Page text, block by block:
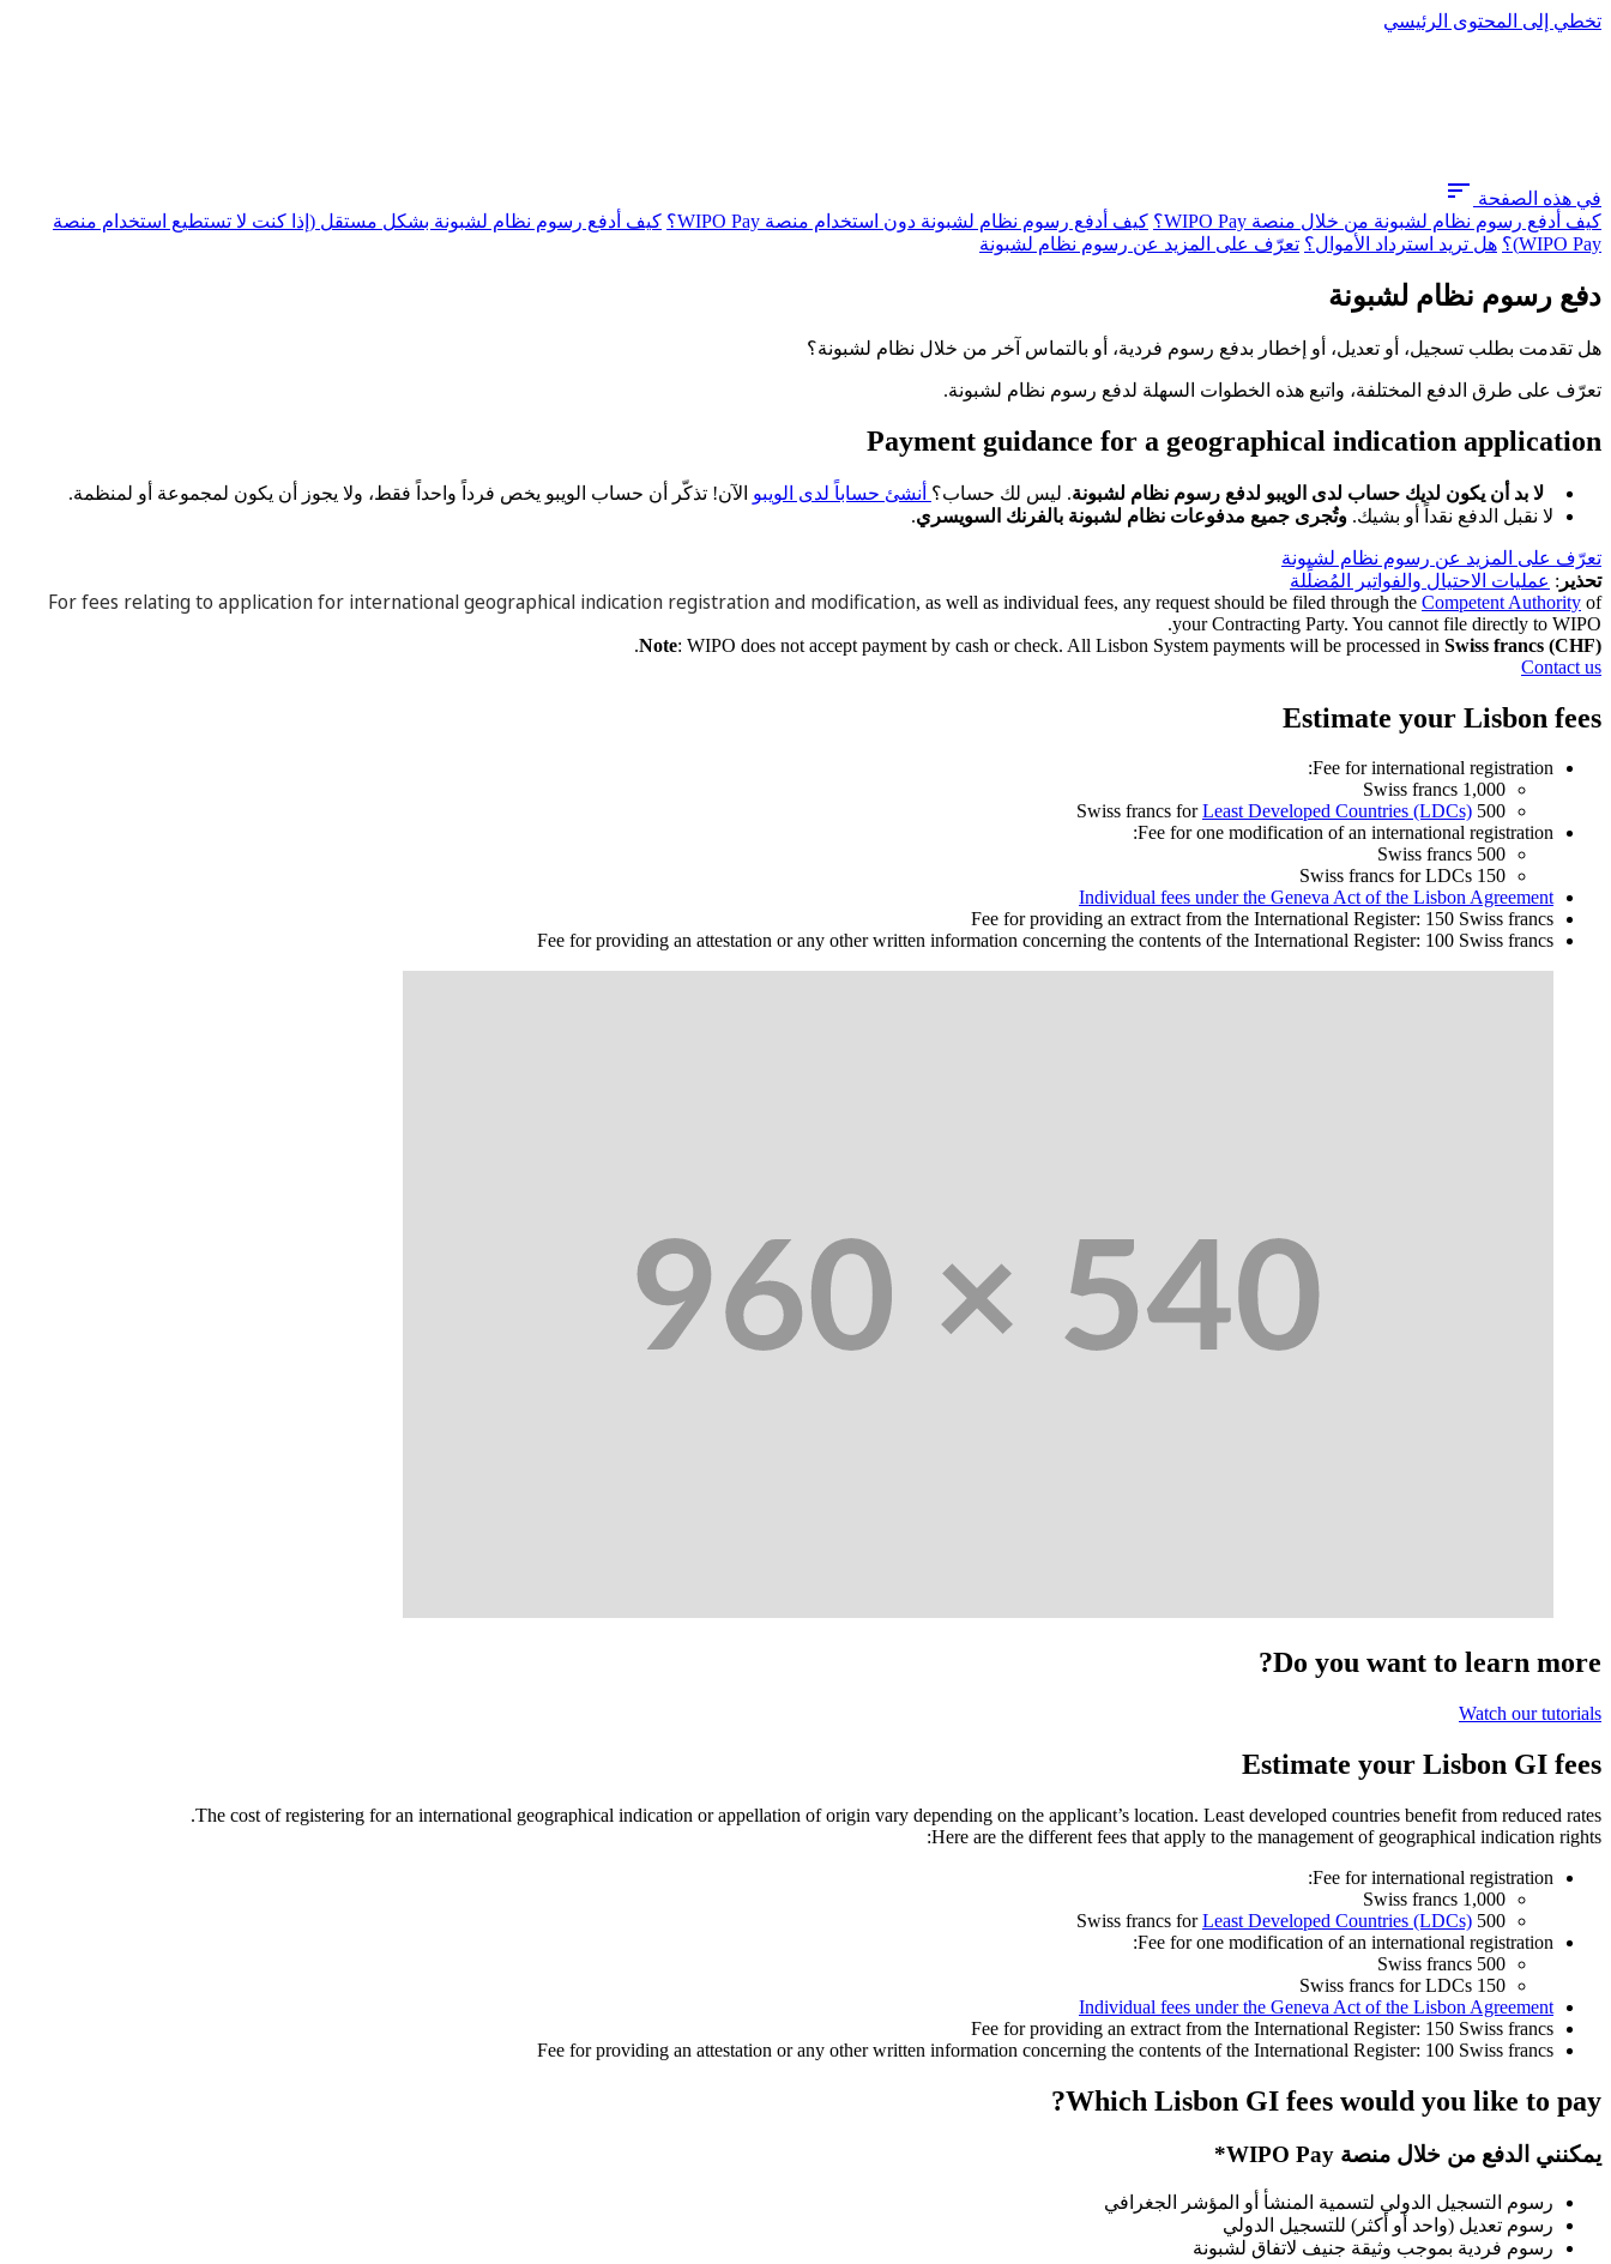
تخطي إلى المحتوى الرئيسي
في هذه الصفحة sort
كيف أدفع رسوم نظام لشبونة من خلال منصة WIPO Pay؟ كيف أدفع رسوم نظام لشبونة دون استخدام منصة WIPO Pay؟
كيف أدفع رسوم نظام لشبونة بشكل مستقل (إذا كنت لا تستطيع استخدام منصة
WIPO Pay)؟
هل تريد استرداد الأموال؟ تعرّف على المزيد عن رسوم نظام لشبونة
دفع رسوم نظام لشبونة
هل تقدمت بطلب تسجيل، أو تعديل، أو إخطار بدفع رسوم فردية، أو بالتماس آخر من خلال نظام لشبونة؟
تعرّف على طرق الدفع المختلفة، واتبع هذه الخطوات السهلة لدفع رسوم نظام لشبونة.
Payment guidance for a geographical indication application
لا بد أن يكون لديك حساب لدى الويبو لدفع رسوم نظام لشبونة. ليس لك حساب؟ أنشئ حساباً لدى الويبو الآن! تذكّر أن حساب الويبو يخص فرداً واحداً فقط، ولا يجوز أن يكون لمجموعة أو لمنظمة.
لا نقبل الدفع نقداً أو بشيك. وتُجرى جميع مدفوعات نظام لشبونة بالفرنك السويسري.
تعرّف على المزيد عن رسوم نظام لشبونة
تحذير : عمليات الاحتيال والفواتير المُضلِّلة
For fees relating to application for international geographical indication registration and modification, as well as individual fees, any request should be filed through the Competent Authority of
your Contracting Party. You cannot file directly to WIPO.
Note: WIPO does not accept payment by cash or check. All Lisbon System payments will be processed in Swiss francs (CHF)
.
Contact us
Estimate your Lisbon fees
Fee for international registration:
1,000 Swiss francs
500 Swiss francs for
Least Developed Countries (LDCs)
Fee for one modification of an international registration:
500 Swiss francs
150 Swiss francs for LDCs
Individual fees under the Geneva Act of the Lisbon Agreement
Fee for providing an extract from the International Register: 150 Swiss francs
Fee for providing an attestation or any other written information concerning the contents of the International Register: 100 Swiss francs
Do you want to learn more?
Watch our tutorials
Estimate your Lisbon GI fees
The cost of registering for an international geographical indication or appellation of origin vary depending on the applicant’s location. Least developed countries benefit from reduced rates.
Here are the different fees that apply to the management of geographical indication rights:
Fee for international registration:
1,000 Swiss francs
500 Swiss francs for
Least Developed Countries (LDCs)
Fee for one modification of an international registration:
500 Swiss francs
150 Swiss francs for LDCs
Individual fees under the Geneva Act of the Lisbon Agreement
Fee for providing an extract from the International Register: 150 Swiss francs
Fee for providing an attestation or any other written information concerning the contents of the International Register: 100 Swiss francs
Which Lisbon GI fees would you like to pay?
يمكنني الدفع من خلال منصة WIPO Pay*
رسوم التسجيل الدولي لتسمية المنشأ أو المؤشر الجغرافي
رسوم تعديل (واحد أو أكثر) للتسجيل الدولي
رسوم فردية بموجب وثيقة جنيف لاتفاق لشبونة